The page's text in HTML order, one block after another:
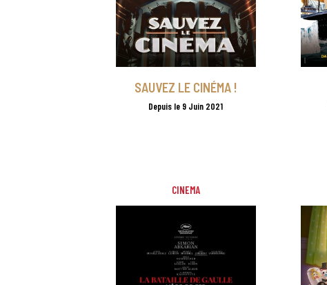
SAUVEZ LE CINÉMA !
Depuis le 9 Juin 2021
CINEMA